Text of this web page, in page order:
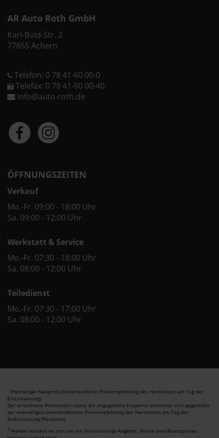
AR Auto Roth GmbH
Karl-Bold-Str. 2
77855 Achern
Telefon: 0 78 41-60 00-0
Telefax: 0 78 41-60 00-40
info@auto-roth.de
ÖFFNUNGSZEITEN
Verkauf
Mo.-Fr. 09:00 - 18:00 Uhr
Sa. 09:00 - 12:00 Uhr
Werkstatt & Service
Mo.-Fr. 07:30 - 18:00 Uhr
Sa. 08:00 - 12:00 Uhr
Teiledienst
Mo.-Fr. 07:30 - 17:00 Uhr
Sa. 08:00 - 12:00 Uhr
1 Ehemaliger Neupreis (Unverbindliche Preisempfehlung des Herstellers am Tag der
Erstzulassung).
Der errechnete Preisvorteil sowie die angegebene Ersparnis errechnet sich gegenüber
der ehemaligen unverbindlichen Preisempfehlung des Herstellers am Tag der
Erstzulassung (Neupreis).
2 Hierbei handelt es sich um ein Finanzierungs-Angebot. Preise sind Bruttopreise.